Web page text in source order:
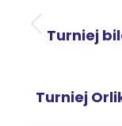
wpisów
Turniej
Turniej